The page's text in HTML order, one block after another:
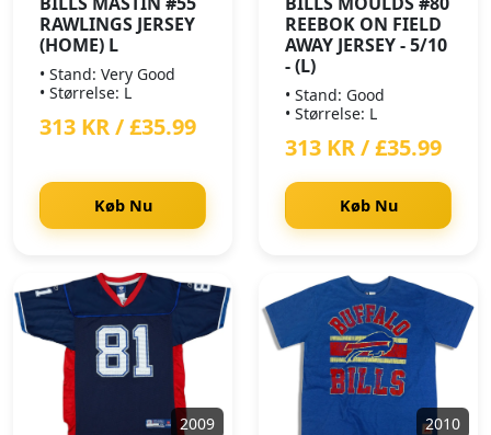
RAWLINGS JERSEY
(HOME) L
• Stand: Very Good
• Størrelse: L
313 KR / £35.99
Køb Nu
REEBOK ON FIELD
AWAY JERSEY - 5/10
- (L)
• Stand: Good
• Størrelse: L
313 KR / £35.99
Køb Nu
2009 2010